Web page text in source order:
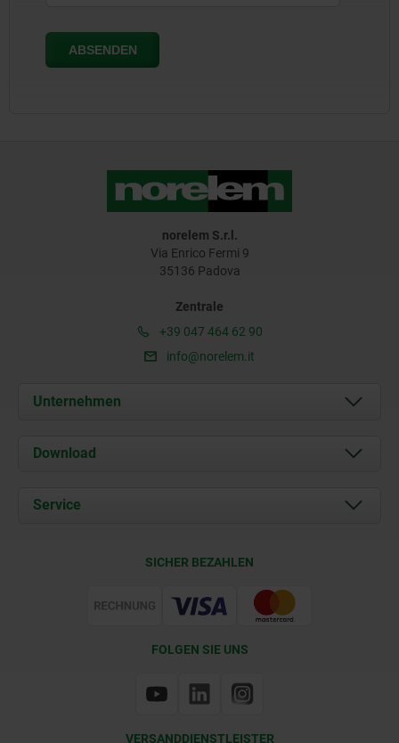
norelem S.r.l.
Via Enrico Fermi 9
35136 Padova
Zentrale
+39 047 464 62 90
info@norelem.it
Unternehmen
Über uns
Kontakt
Download
Dokumente
Service
SICHER BEZAHLEN
FOLGEN SIE UNS
VERSANDDIENSTLEISTER